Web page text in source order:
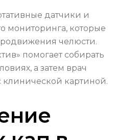
датчики и
мониторинга, которые
челюсти.
помогает собирать
а затем врач
клинической картиной.